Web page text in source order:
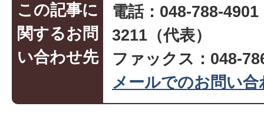
この記事に
関するお問
い合わせ先
電話：048-788-
3211（代表）
ファックス：048-
メールでのお問い